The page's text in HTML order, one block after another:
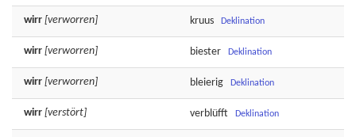
wirr [verworren] kruus Deklination
wirr [verworren] biester Deklination
wirr [verworren] bleierig Deklination
wirr [verstört] verblüfft Deklination